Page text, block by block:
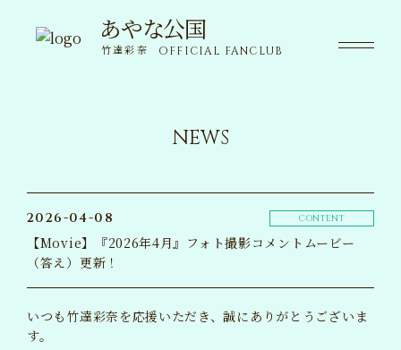
あやな公国
竹達彩奈 OFFICIAL FANCLUB
あやな公国
竹達彩奈 OFFICIAL FANCLUB
SPECIAL
MOVIE
VOICE ボイス
NEWS
2026-04-08 CONTENT
【Movie】『2026年4月』フォト撮影コメントムービー
（答え）更新！
いつも竹達彩奈を応援いただき、誠にありがとうございま
す。